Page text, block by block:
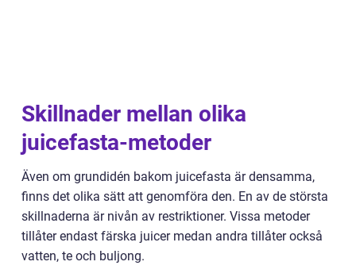
Skillnader mellan olika
juicefasta-metoder
Även om grundidén bakom juicefasta är densamma,
finns det olika sätt att genomföra den. En av de största
skillnaderna är nivån av restriktioner. Vissa metoder
tillåter endast färska juicer medan andra tillåter också
vatten, te och buljong.